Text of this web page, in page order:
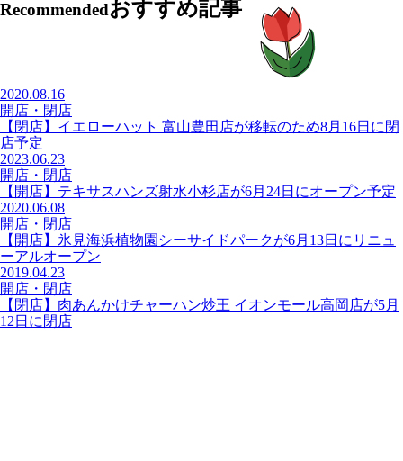
Recommendedおすすめ記事
2020.08.16
開店・閉店
【閉店】イエローハット 富山豊田店が移転のため8月16日に閉
店予定
2023.06.23
開店・閉店
【開店】テキサスハンズ射水小杉店が6月24日にオープン予定
2020.06.08
開店・閉店
【開店】氷見海浜植物園シーサイドパークが6月13日にリニュ
ーアルオープン
2019.04.23
開店・閉店
【閉店】肉あんかけチャーハン炒王 イオンモール高岡店が5月
12日に閉店